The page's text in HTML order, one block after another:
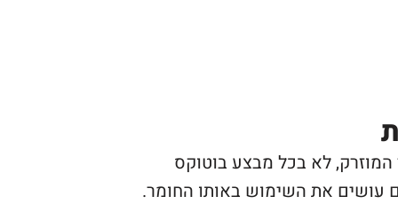
לא בכל מבצע בוטוקס
עושים את השימוש באותו החומר.